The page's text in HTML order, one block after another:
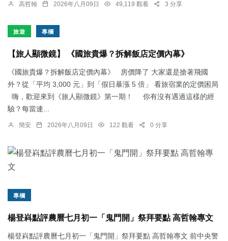
高哲翰 2026年八月09日 49,119 觀看 3 分享
旅遊 專欄
【旅人顯微鏡】 《國旅貴爆？拆解飯店定價內幕》
《國旅貴爆？拆解飯店定價內幕》 房價降了 大家還是搶著飛國
外？從「平均 3,000 元」到「假日暴漲 5 倍」 看旅宿業的定價困局
嗨，歡迎來到《旅人顯微鏡》第一期！ 你有沒有遇過這樣的經
驗？每當連...
簡安 2026年八月09日 122 觀看 0 分享
專欄
楊登嵙點評農曆七月初一「鬼門開」祭拜要點 高哲翰專文
楊登嵙點評農曆七月初一「鬼門開」祭拜要點 高哲翰專文 前中央警